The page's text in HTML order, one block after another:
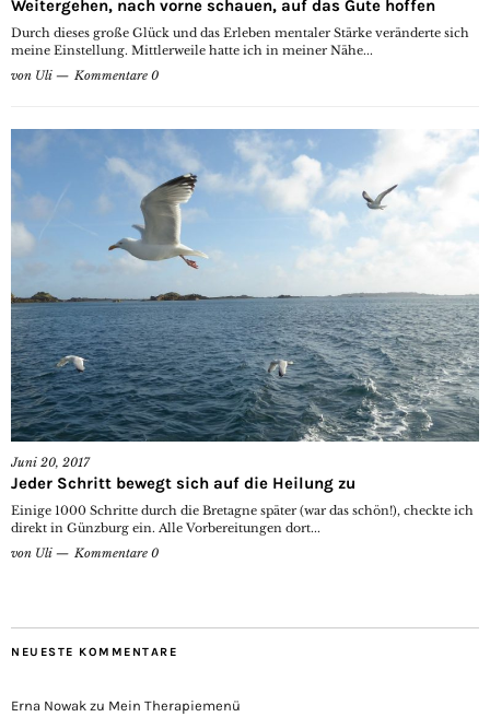
Weitergehen, nach vorne schauen, auf das Gute hoffen
Durch dieses große Glück und das Erleben mentaler Stärke veränderte sich
meine Einstellung. Mittlerweile hatte ich in meiner Nähe...
von Uli Kommentare 0
Juni 20, 2017
Jeder Schritt bewegt sich auf die Heilung zu
Einige 1000 Schritte durch die Bretagne später (war das schön!), checkte ich
direkt in Günzburg ein. Alle Vorbereitungen dort...
von Uli Kommentare 0
NEUESTE KOMMENTARE
Erna Nowak zu Mein Therapiemenü